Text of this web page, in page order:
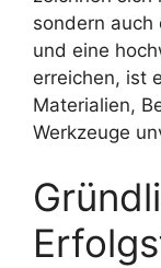
sondern auch
und eine
erreichen, ist
Materialien,
Werkzeuge